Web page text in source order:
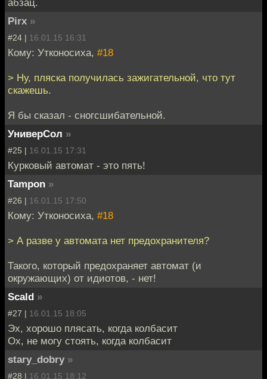
Pirx »
#24 | 16.01.15 16:31
Кому: Утконосиха, #18
> Ну, пляска получилась зажигательной, что тут
скажешь.
Я бы сказал - сногсшибательной.
УниверСол »
#25 | 16.01.15 17:31
Курковый автомат - это пять!
Tampon »
#26 | 16.01.15 17:50
Кому: Утконосиха, #18
> А разве у автомата нет предохранителя?
Такого, который предохраняет автомат (и
окружающих) от идиотов, - нет!
Scald »
#27 | 16.01.15 18:05
Эх, хорошо плясать, когда колбасит
Ох, не могу стоять, когда колбасит
stary_dobry »
#28 | 16.01.15 18:12